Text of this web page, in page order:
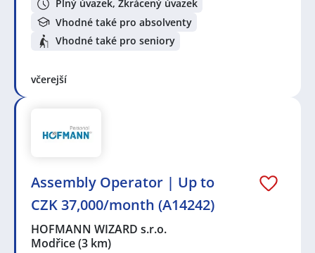
Plný úvazek, Zkrácený úvazek
Vhodné také pro absolventy
Vhodné také pro seniory
včerejší
Assembly Operator | Up to
CZK 37,000/month (A14242)
HOFMANN WIZARD s.r.o.
Modřice(3 km)